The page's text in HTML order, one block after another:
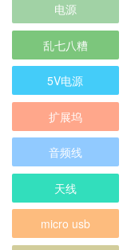
电源
乱七八糟
5V电源
扩展坞
音频线
天线
micro usb